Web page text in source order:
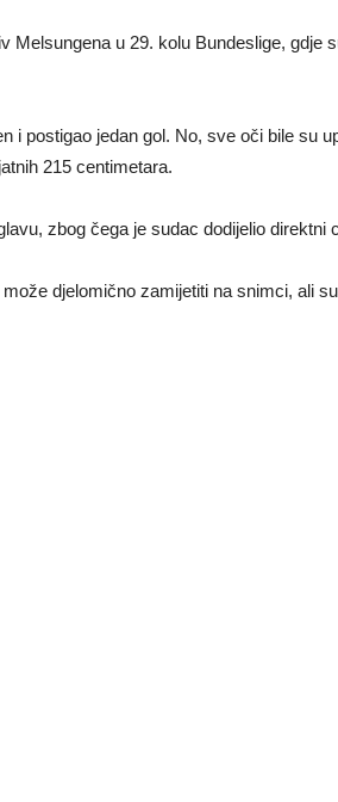
Melsungena u 29. kolu Bundeslige, gdje
i postigao jedan gol. No, sve oči bile su
215 centimetara.
zbog čega je sudac dodijelio direktni
djelomično zamijetiti na snimci, ali